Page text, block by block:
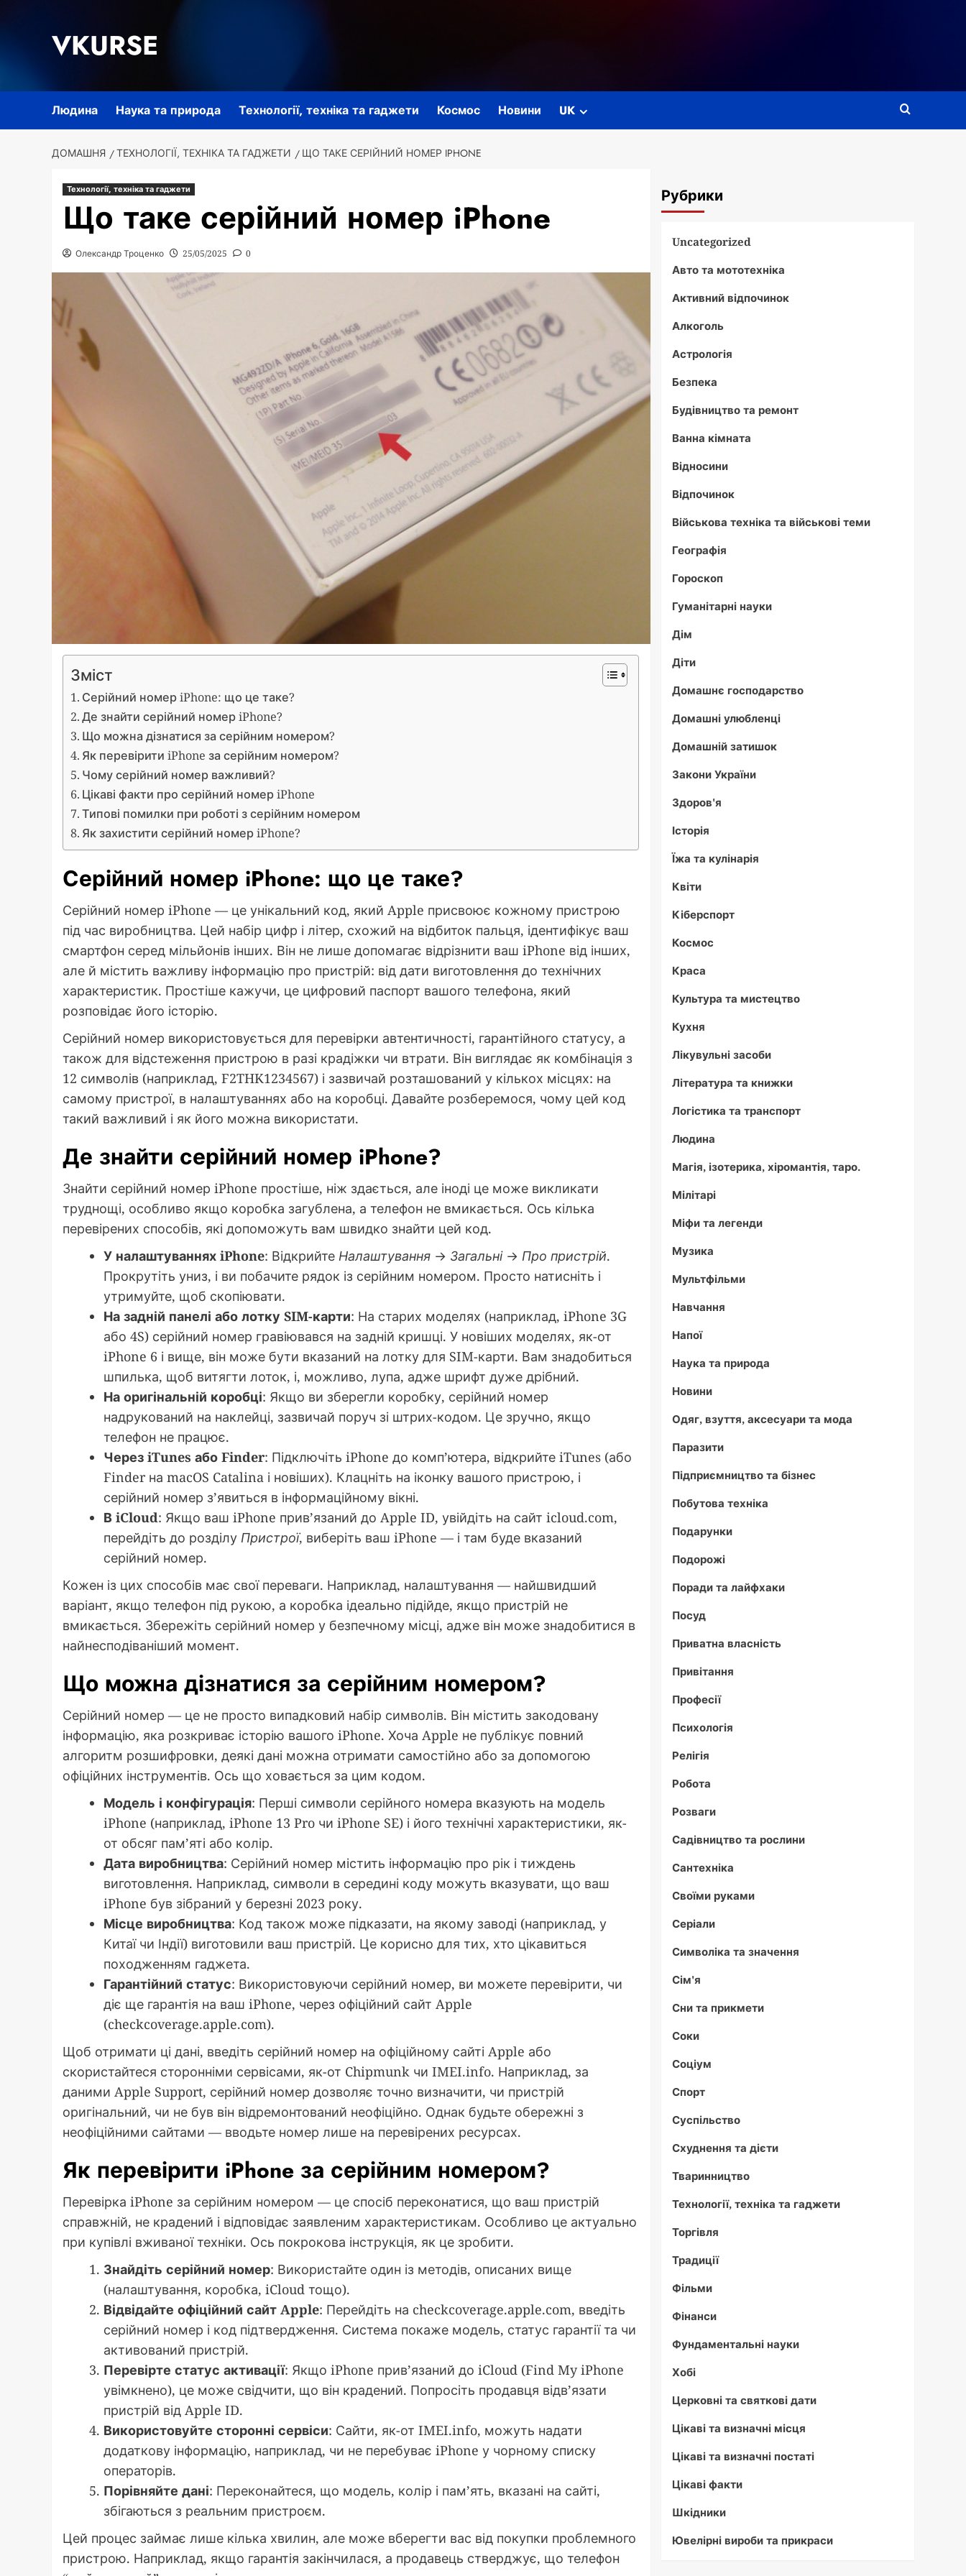
VKURSE
Людина Наука та природа Технології, техніка та гаджети Космос Новини UK
ДОМАШНЯ ТЕХНОЛОГІЇ, ТЕХНІКА ТА ГАДЖЕТИ ЩО ТАКЕ СЕРІЙНИЙ НОМЕР IPHONE
Технології, техніка та гаджети
Що таке серійний номер iPhone
Олександр Троценко 25/05/2025 0
Зміст
Серійний номер iPhone: що це таке?
Де знайти серійний номер iPhone?
Що можна дізнатися за серійним номером?
Як перевірити iPhone за серійним номером?
Чому серійний номер важливий?
Цікаві факти про серійний номер iPhone
Типові помилки при роботі з серійним номером
Як захистити серійний номер iPhone?
Серійний номер iPhone: що це таке?
Серійний номер iPhone — це унікальний код, який Apple присвоює кожному пристрою
під час виробництва. Цей набір цифр і літер, схожий на відбиток пальця, ідентифікує ваш
смартфон серед мільйонів інших. Він не лише допомагає відрізнити ваш iPhone від інших,
але й містить важливу інформацію про пристрій: від дати виготовлення до технічних
характеристик. Простіше кажучи, це цифровий паспорт вашого телефона, який
розповідає його історію.
Серійний номер використовується для перевірки автентичності, гарантійного статусу, а
також для відстеження пристрою в разі крадіжки чи втрати. Він виглядає як комбінація з
12 символів (наприклад, F2THK1234567) і зазвичай розташований у кількох місцях: на
самому пристрої, в налаштуваннях або на коробці. Давайте розберемося, чому цей код
такий важливий і як його можна використати.
Де знайти серійний номер iPhone?
Знайти серійний номер iPhone простіше, ніж здається, але іноді це може викликати
труднощі, особливо якщо коробка загублена, а телефон не вмикається. Ось кілька
перевірених способів, які допоможуть вам швидко знайти цей код.
У налаштуваннях iPhone: Відкрийте Налаштування → Загальні→ Про пристрій.
Прокрутіть униз, і ви побачите рядок із серійним номером. Просто натисніть і
утримуйте, щоб скопіювати.
На задній панелі або лотку SIM-карти: На старих моделях (наприклад, iPhone 3G
або 4S) серійний номер гравіювався на задній кришці. У новіших моделях, як-от
iPhone 6 і вище, він може бути вказаний на лотку для SIM-карти. Вам знадобиться
шпилька, щоб витягти лоток, і, можливо, лупа, адже шрифт дуже дрібний.
На оригінальній коробці: Якщо ви зберегли коробку, серійний номер
надрукований на наклейці, зазвичай поруч зі штрих-кодом. Це зручно, якщо
телефон не працює.
Через iTunes або Finder: Підключіть iPhone до комп’ютера, відкрийте iTunes (або
Finder на macOS Catalina і новіших). Клацніть на іконку вашого пристрою, і
серійний номер з’явиться в інформаційному вікні.
В iCloud: Якщо ваш iPhone прив’язаний до Apple ID, увійдіть на сайт icloud.com,
перейдіть до розділу Пристрої, виберіть ваш iPhone — і там буде вказаний
серійний номер.
Кожен із цих способів має свої переваги. Наприклад, налаштування — найшвидший
варіант, якщо телефон під рукою, а коробка ідеально підійде, якщо пристрій не
вмикається. Збережіть серійний номер у безпечному місці, адже він може знадобитися в
найнесподіваніший момент.
Що можна дізнатися за серійним номером?
Серійний номер — це не просто випадковий набір символів. Він містить закодовану
інформацію, яка розкриває історію вашого iPhone. Хоча Apple не публікує повний
алгоритм розшифровки, деякі дані можна отримати самостійно або за допомогою
офіційних інструментів. Ось що ховається за цим кодом.
Модель і конфігурація: Перші символи серійного номера вказують на модель
iPhone (наприклад, iPhone 13 Pro чи iPhone SE) і його технічні характеристики, як-
от обсяг пам’яті або колір.
Дата виробництва: Серійний номер містить інформацію про рік і тиждень
виготовлення. Наприклад, символи в середині коду можуть вказувати, що ваш
iPhone був зібраний у березні 2023 року.
Місце виробництва: Код також може підказати, на якому заводі (наприклад, у
Китаї чи Індії) виготовили ваш пристрій. Це корисно для тих, хто цікавиться
походженням гаджета.
Гарантійний статус: Використовуючи серійний номер, ви можете перевірити, чи
діє ще гарантія на ваш iPhone, через офіційний сайт Apple
(checkcoverage.apple.com).
Щоб отримати ці дані, введіть серійний номер на офіційному сайті Apple або
скористайтеся сторонніми сервісами, як-от Chipmunk чи IMEI.info. Наприклад, за
даними Apple Support, серійний номер дозволяє точно визначити, чи пристрій
оригінальний, чи не був він відремонтований неофіційно. Однак будьте обережні з
неофіційними сайтами — вводьте номер лише на перевірених ресурсах.
Як перевірити iPhone за серійним номером?
Перевірка iPhone за серійним номером — це спосіб переконатися, що ваш пристрій
справжній, не крадений і відповідає заявленим характеристикам. Особливо це актуально
при купівлі вживаної техніки. Ось покрокова інструкція, як це зробити.
Знайдіть серійний номер: Використайте один із методів, описаних вище
(налаштування, коробка, iCloud тощо).
Відвідайте офіційний сайт Apple: Перейдіть на checkcoverage.apple.com, введіть
серійний номер і код підтвердження. Система покаже модель, статус гарантії та чи
активований пристрій.
Перевірте статус активації: Якщо iPhone прив’язаний до iCloud (Find My iPhone
увімкнено), це може свідчити, що він крадений. Попросіть продавця відв’язати
пристрій від Apple ID.
Використовуйте сторонні сервіси: Сайти, як-от IMEI.info, можуть надати
додаткову інформацію, наприклад, чи не перебуває iPhone у чорному списку
операторів.
Порівняйте дані: Переконайтеся, що модель, колір і пам’ять, вказані на сайті,
збігаються з реальним пристроєм.
Цей процес займає лише кілька хвилин, але може вберегти вас від покупки проблемного
пристрою. Наприклад, якщо гарантія закінчилася, а продавець стверджує, що телефон
Рубрики
Uncategorized
Авто та мототехніка
Активний відпочинок
Алкоголь
Астрологія
Безпека
Будівництво та ремонт
Ванна кімната
Відносини
Відпочинок
Військова техніка та військові теми
Географія
Гороскоп
Гуманітарні науки
Дім
Діти
Домашнє господарство
Домашні улюбленці
Домашній затишок
Закони України
Здоров'я
Історія
Їжа та кулінарія
Квіти
Кіберспорт
Космос
Краса
Культура та мистецтво
Кухня
Лікувульні засоби
Література та книжки
Логістика та транспорт
Людина
Магія, ізотерика, хіромантія, таро.
Мілітарі
Міфи та легенди
Музика
Мультфільми
Навчання
Напої
Наука та природа
Новини
Одяг, взуття, аксесуари та мода
Паразити
Підприємництво та бізнес
Побутова техніка
Подарунки
Подорожі
Поради та лайфхаки
Посуд
Приватна власність
Привітання
Професії
Психологія
Релігія
Робота
Розваги
Садівництво та рослини
Сантехніка
Своїми руками
Серіали
Символіка та значення
Сім'я
Сни та прикмети
Соки
Соціум
Спорт
Суспільство
Схуднення та дієти
Тваринництво
Технології, техніка та гаджети
Торгівля
Традиції
Фільми
Фінанси
Фундаментальні науки
Хобі
Церковні та святкові дати
Цікаві та визначні місця
Цікаві та визначні постаті
Цікаві факти
Шкідники
Ювелірні вироби та прикраси